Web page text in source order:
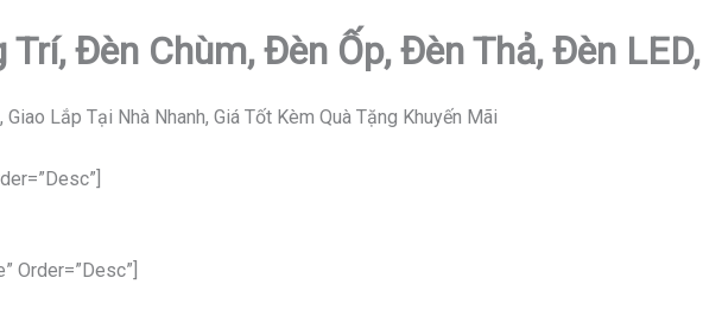
Đèn Chùm, Đèn Ốp, Đèn Thả, Đèn
Lắp Tại Nhà Nhanh, Giá Tốt Kèm Quà Tặng Khuyến Mãi
Order=”desc”]